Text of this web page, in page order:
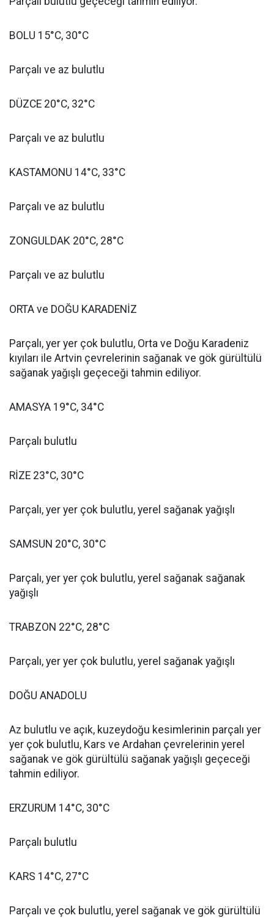
BOLU 15°C, 30°C
Parçalı ve az bulutlu
DÜZCE 20°C, 32°C
Parçalı ve az bulutlu
KASTAMONU 14°C, 33°C
Parçalı ve az bulutlu
ZONGULDAK 20°C, 28°C
Parçalı ve az bulutlu
ORTA ve DOĞU KARADENİZ
Parçalı, yer yer çok bulutlu, Orta ve Doğu Karadeniz
kıyıları ile Artvin çevrelerinin sağanak ve gök gürültülü
sağanak yağışlı geçeceği tahmin ediliyor.
AMASYA 19°C, 34°C
Parçalı bulutlu
RİZE 23°C, 30°C
Parçalı, yer yer çok bulutlu, yerel sağanak yağışlı
SAMSUN 20°C, 30°C
Parçalı, yer yer çok bulutlu, yerel sağanak sağanak
yağışlı
TRABZON 22°C, 28°C
Parçalı, yer yer çok bulutlu, yerel sağanak yağışlı
DOĞU ANADOLU
Az bulutlu ve açık, kuzeydoğu kesimlerinin parçalı yer
yer çok bulutlu, Kars ve Ardahan çevrelerinin yerel
sağanak ve gök gürültülü sağanak yağışlı geçeceği
tahmin ediliyor.
ERZURUM 14°C, 30°C
Parçalı bulutlu
KARS 14°C, 27°C
Parçalı ve çok bulutlu, yerel sağanak ve gök gürültülü